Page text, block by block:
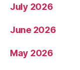
July 2026
June 2026
May 2026